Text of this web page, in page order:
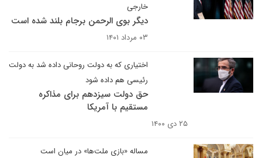
خارجی
دیگر بوی الرحمن برجام بلند شده است
۰۳ مرداد ۱۴۰۱
اختیاری که به دولت روحانی داده شد به دولت
رئیسی هم داده شود
حق دولت سیزدهم برای مذاکره
مستقیم با آمریکا
۲۵ دی ۱۴۰۰
مساله «بازی ملت‌ها» در میان است